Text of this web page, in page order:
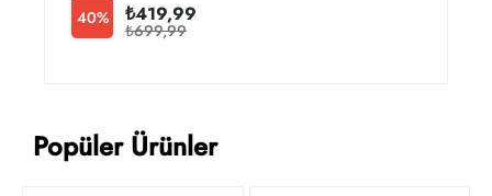
40% ₺419,99
₺699,99
Popüler Ürünler